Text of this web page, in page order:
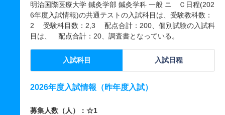
明治国際医療大学 鍼灸学部 鍼灸学科 一般 ニ Ｃ日程(202
6年度入試情報)の共通テストの入試科目は、受験教科数：
2 受験科目数：2,3 配点合計：200、個別試験の入試科
目は、 配点合計：20、調査書となっている。
入試科目 入試日程
2026年度入試情報（昨年度入試）
募集人数（人）：☆1